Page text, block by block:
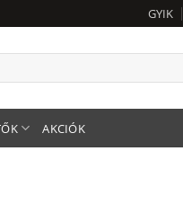
GYIK
AKCIÓK